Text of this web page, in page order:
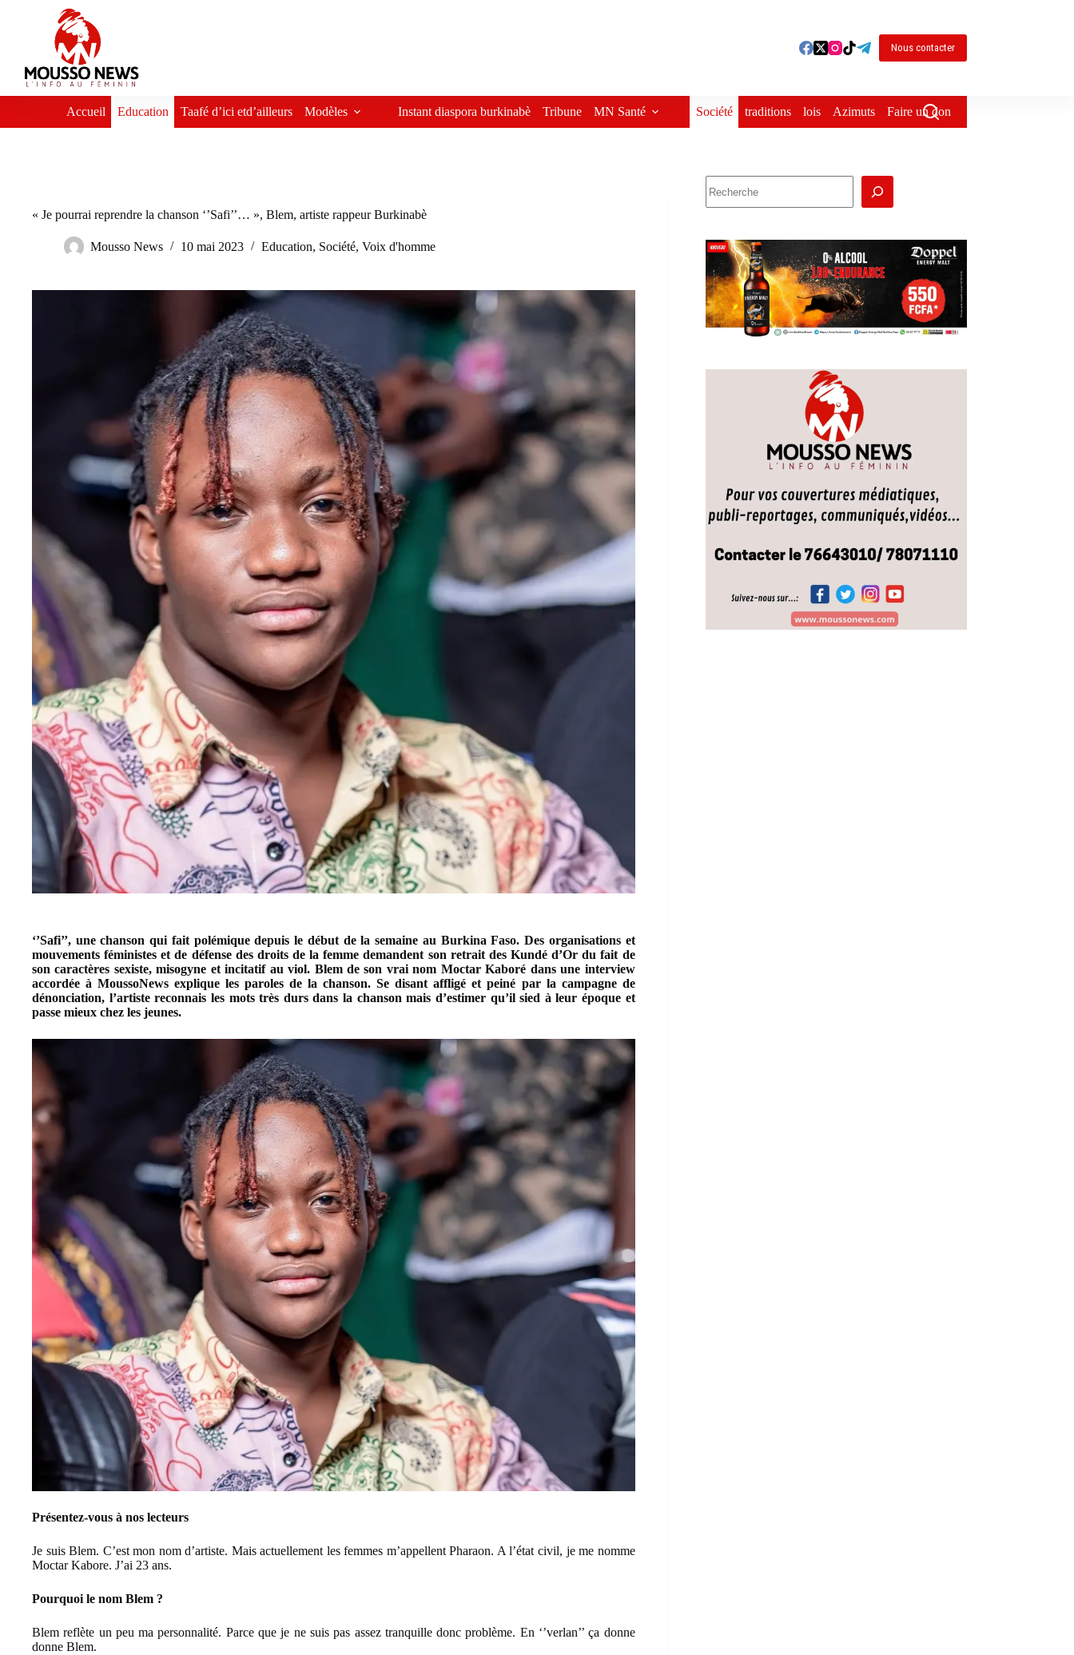
Nous contacter
Accueil Education Taafé d’ici etd’ailleurs Modèles Instant diaspora burkinabè Tribune MN Santé Société traditions lois Azimuts Faire un don
« Je pourrai reprendre la chanson ‘’Safi’’… », Blem, artiste rappeur Burkinabè
Mousso News 10 mai 2023 Education, Société, Voix d'homme
‘’Safi’’, une chanson qui fait polémique depuis le début de la semaine au Burkina Faso. Des organisations et
mouvements féministes et de défense des droits de la femme demandent son retrait des Kundé d’Or du fait de
son caractères sexiste, misogyne et incitatif au viol. Blem de son vrai nom Moctar Kaboré dans une interview
accordée à MoussoNews explique les paroles de la chanson. Se disant affligé et peiné par la campagne de
dénonciation, l’artiste reconnais les mots très durs dans la chanson mais d’estimer qu’il sied à leur époque et
passe mieux chez les jeunes.
Présentez-vous à nos lecteurs
Je suis Blem. C’est mon nom d’artiste. Mais actuellement les femmes m’appellent Pharaon. A l’état civil, je me nomme
Moctar Kabore. J’ai 23 ans.
Pourquoi le nom Blem ?
Blem reflète un peu ma personnalité. Parce que je ne suis pas assez tranquille donc problème. En ‘’verlan’’ ça donne
donne Blem.